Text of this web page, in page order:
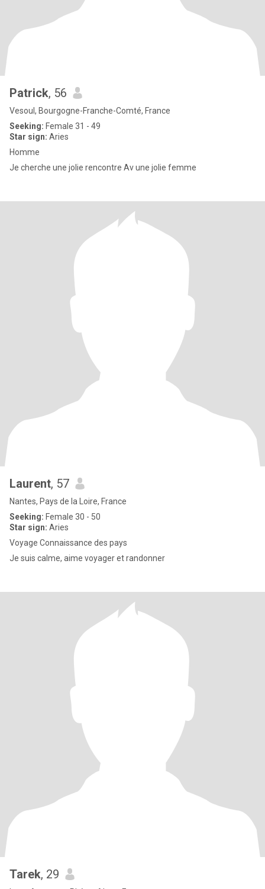
Patrick, 56
Vesoul, Bourgogne-Franche-Comté, France
Seeking: Female 31 - 49
Star sign: Aries
Homme
Je cherche une jolie rencontre Av une jolie femme
Laurent, 57
Nantes, Pays de la Loire, France
Seeking: Female 30 - 50
Star sign: Aries
Voyage Connaissance des pays
Je suis calme, aime voyager et randonner
Tarek, 29